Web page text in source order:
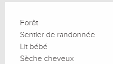
Forêt
Sentier de randonnée
Lit bébé
Sèche cheveux